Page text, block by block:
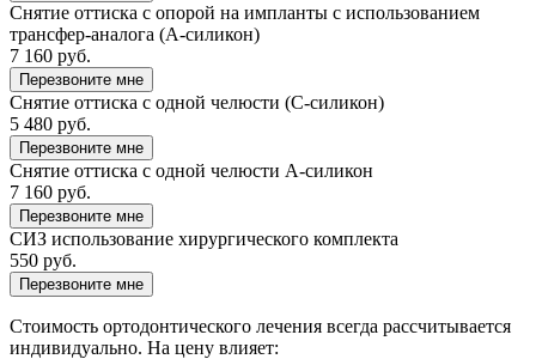
Снятие оттиска с опорой на импланты с использованием
трансфер-аналога (А-силикон)
7 160 руб.
Перезвоните мне
Снятие оттиска с одной челюсти (С-силикон)
5 480 руб.
Перезвоните мне
Снятие оттиска с одной челюсти А-силикон
7 160 руб.
Перезвоните мне
СИЗ использование хирургического комплекта
550 руб.
Перезвоните мне
Стоимость ортодонтического лечения всегда рассчитывается
индивидуально. На цену влияет: